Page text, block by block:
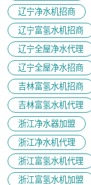
辽宁净水机招商
辽宁富氢水机招商
辽宁全屋净水代理
辽宁全屋净水招商
吉林富氢水机招商
吉林富氢水机代理
浙江净水器加盟
浙江净水机代理
浙江富氢水机代理
浙江富氢水机加盟